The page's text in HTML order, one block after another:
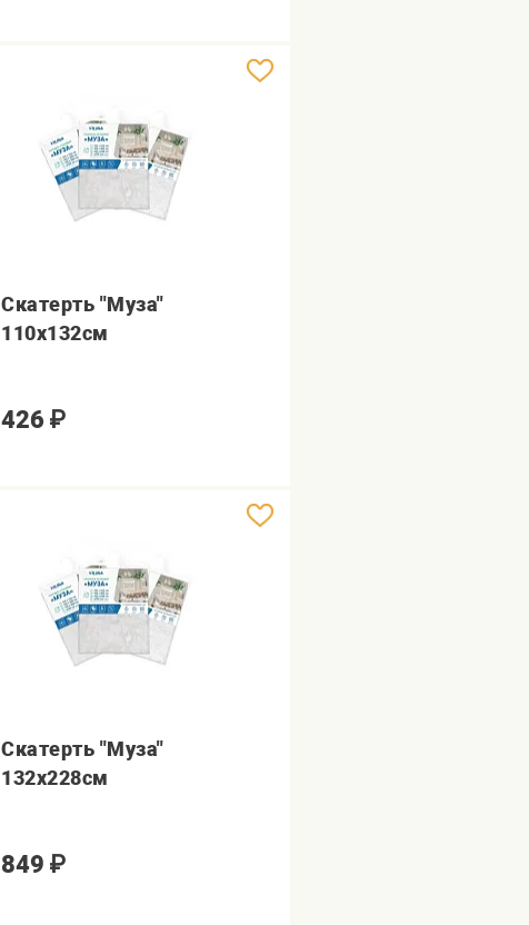
Скатерть "Муза"
110х132см
426 ₽
Скатерть "Муза"
132х228см
849 ₽